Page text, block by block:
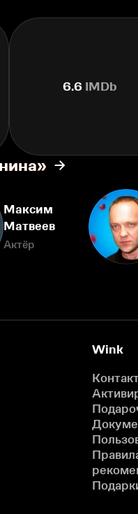
6.6 IMDb
Максим
Матвеев
Актёр
Wink